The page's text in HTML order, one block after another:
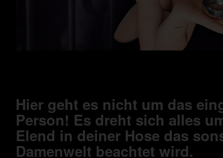
Hier geht es nicht um das
Person! Es dreht sich alles
Elend in deiner Hose das
Damenwelt beachtet wird.